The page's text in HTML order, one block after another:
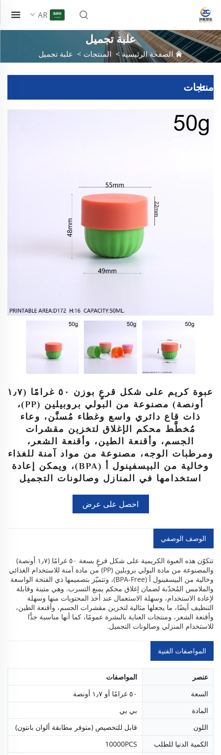
AR
علبة تجميل
الصفحة الرئيسية>المنتجات > علبة تجميل
منتجات
عبوة كريم على شكل قرعٍ بوزن ٥٠ غرامًا (١٫٧
أونصة) مصنوعة من البولي بروبيلين (PP)،
ذات قاع دائري واسع وغطاء مُسنَّن، وعاء
مُخطَّط محكم الإغلاق لتخزين مقشرات
الجسم، وأقنعة الطين، وأقنعة الشعر،
ومرطبات الوجه، مصنوعة من مواد آمنة للغذاء
وخالية من البيسفينول أ (BPA)، ويمكن إعادة
استخدامها في المنازل وصالونات التجميل
احصل على عرض
الوصف الوصفي
تتكوّن هذه العبوة الكريمية على شكل قرعٍ بسعة ٥٠ غرامًا (١٫٧ أونصة)
والمصنوعة من مادة البولي بروبلين (PP) من مادة آمنة للاستخدام الغذائي
وخالية من البيسفينول أ (BPA-Free)، وتتميّز بتصميمها ذي الفتحة الواسعة
والملامس المُحدّبة لضمان إغلاق محكم يمنع التسرب. وهي متينة وقابلة
لإعادة الاستخدام، وسهلة الاستعمال عند أخذ المحتويات منها وسهلة
التنظيف أيضًا، ما يجعلها مثالية لتخزين مقشرات الجسم، وأقنعة الطين،
وأقنعة الشعر، ومنتجات العناية بالبشرة عمومًا، كما أنها مناسبة جدًّا
للاستخدام المنزلي وصالونات التجميل.
المواصفات الفنية
عنصر
المواصفات
السعة
٥٠ غرامًا أو ١٫٧ أونصة
المادة
بي بي
اللون
قابل للتخصيص (متوفر مطابقة ألوان بانتون)
الكمية الدنيا للطلب
10000PCS